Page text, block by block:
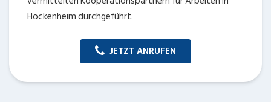
Hockenheim durchgeführt.
JETZT ANRUFEN